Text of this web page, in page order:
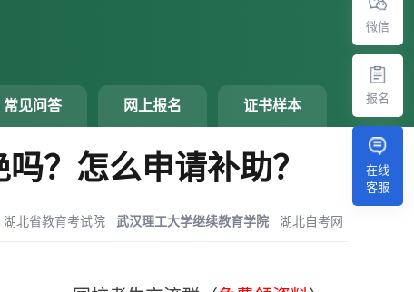
常见问答 网上报名 证书样本
微信
报名
在线
客服
？怎么申请补助？
湖北省教育考试院 武汉理工大学继续教育学院 湖北自考网